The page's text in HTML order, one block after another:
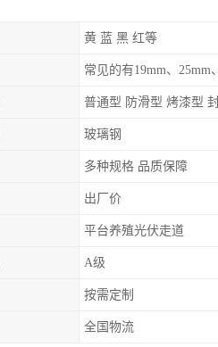
黄 蓝 黑 红等
玻璃钢
多种规格 品质保障
出厂价
平台养殖光伏走道
A级
按需定制
全国物流